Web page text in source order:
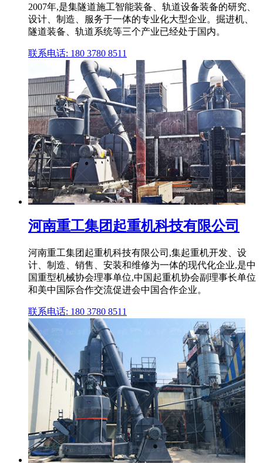
2007年,是集隧道施工智能装备、轨道设备装备的研究、
设计、制造、服务于一体的专业化大型企业。掘进机、
隧道装备、轨道系统等三个产业已经处于国内。
联系电话: 180 3780 8511
河南重工集团起重机科技有限公司
河南重工集团起重机科技有限公司,集起重机开发、设
计、制造、销售、安装和维修为一体的现代化企业,是中
国重型机械协会理事单位,中国起重机协会副理事长单位
和美中国际合作交流促进会中国合作企业。
联系电话: 180 3780 8511